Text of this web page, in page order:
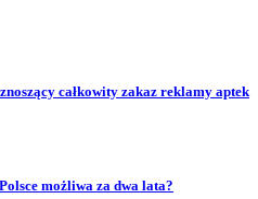
całkowity zakaz reklamy aptek
możliwa za dwa lata?